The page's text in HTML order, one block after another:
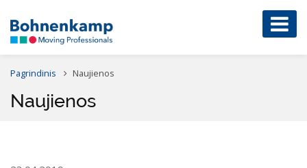
Pagrindinis Naujienos
Naujienos